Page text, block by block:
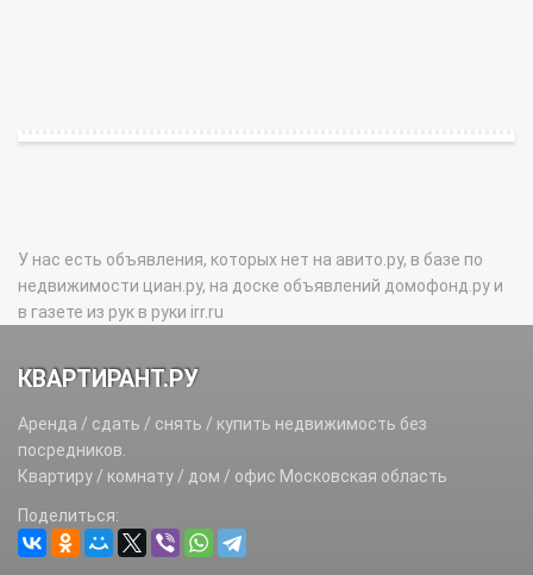
У нас есть объявления, которых нет на авито.ру, в базе по
недвижимости циан.ру, на доске объявлений домофонд.ру и
в газете из рук в руки irr.ru
КВАРТИРАНТ.РУ
Аренда / сдать / снять / купить недвижимость без
посредников.
Квартиру / комнату / дом / офис Московская область
Поделиться: